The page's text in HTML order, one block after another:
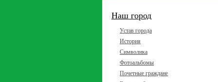
Наш город
Устав города
История
Символика
Фотоальбомы
Почетные граждане